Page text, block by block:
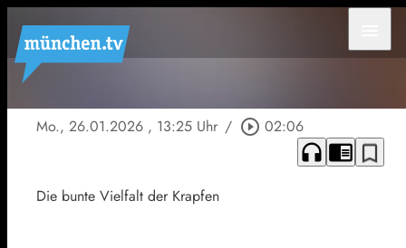
Mo., 26.01.2026 , 13:25 Uhr / play_circle_outline 02:06
headphones chrome_reader_mode bookmark_border
Die bunte Vielfalt der Krapfen